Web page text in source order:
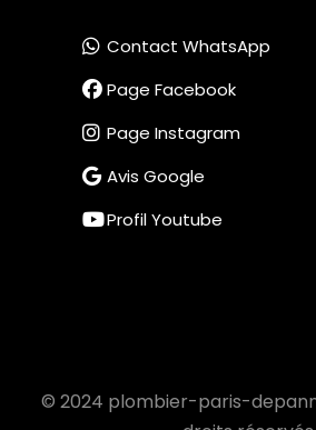
Contact WhatsApp
Page Facebook
Page Instagram
Avis Google
Profil Youtube
© 2024 plombier-paris-